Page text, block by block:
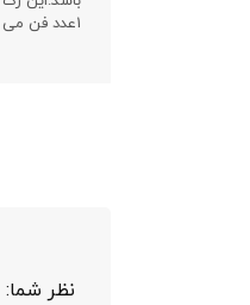
1عدد فن می باشد.
نظر شما: